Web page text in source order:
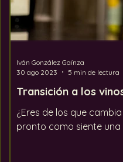
Transición a los
¿Eres de los que
pronto como siente una
Iván González Gaínza
30 ago 2023
5 min de lectura